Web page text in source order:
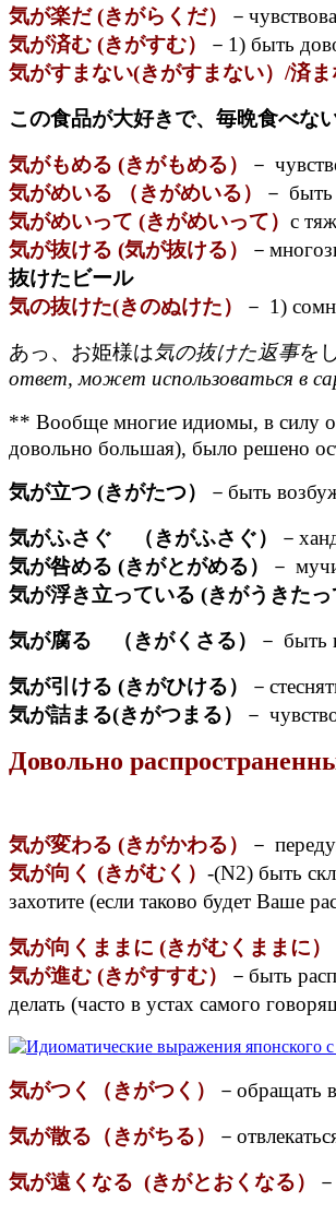
気が楽だ (きがらくだ）
－
気が済む (きがすむ）
－1) быть
気がすまない(きがすまない）/済
この食品が大好きで、毎晩食べな
気がもめる (きがもめる）
－
気がめいる （きがめいる）
－
気がめいって (きがめいって） c
気が抜ける (気が抜ける）
－
抜けたビール
気の抜けた(きのぬけた）
－ 1)
あっ、お姫様は気の抜けた返事を
ответ, может использоваться в
** Вообще многие идиомы, в силу
довольно большая), было решено
気が立つ (きがたつ）
－быть
気がふさぐ （きがふさぐ）
－
気が咎める (きがとがめる）
－
気が浮き立っている (きがうきたっ
気が腐る （きがくさる）
－ быть
気が引ける (きがひける）
－
気が詰まる(きがつまる）
－
Довольно
気が変わる (きがかわる） －
気が向く (きがむく） -(N2) быть
захотите (если таково будет Ваше
気が向くままに (きがむくままに）
気が進む (きがすすむ）
－быть
делать (часто в устах самого
気がつく（きがつく）
－обращать
気が散る（きがちる）
－
気が遠くなる (きがとおくなる）